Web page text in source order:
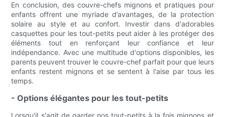
En conclusion, des couvre-chefs mignons et pratiques pour
enfants offrent une myriade d’avantages, de la protection
solaire au style et au confort. Investir dans d'adorables
casquettes pour les tout-petits peut aider à les protéger des
éléments tout en renforçant leur confiance et leur
indépendance. Avec une multitude d'options disponibles, les
parents peuvent trouver le couvre-chef parfait pour que leurs
enfants restent mignons et se sentent à l'aise par tous les
temps.
- Options élégantes pour les tout-petits